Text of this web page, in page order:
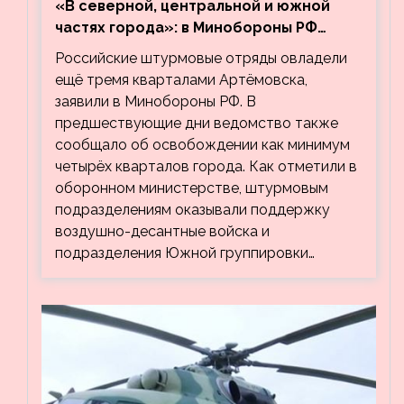
«В северной, центральной и южной
частях города»: в Минобороны РФ
заявили об освобождении ещё трёх
кварталов Артёмовска
Российские штурмовые отряды овладели
ещё тремя кварталами Артёмовска,
заявили в Минобороны РФ. В
предшествующие дни ведомство также
сообщало об освобождении как минимум
четырёх кварталов города. Как отметили в
оборонном министерстве, штурмовым
подразделениям оказывали поддержку
воздушно-десантные войска и
подразделения Южной группировки…